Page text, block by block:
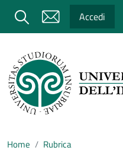
Salta al contenuto principale
Cerca Accedi
Home Rubrica